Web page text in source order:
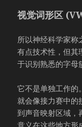
视觉词形区
所以神经科学家称
有点技术性，但其
于识别熟悉的字母
它不是单独工作的
就会像接力赛中的
到声音映射区域，